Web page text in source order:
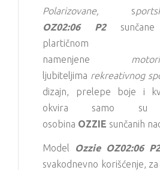
Polarizovane, s
OZ02:06 P2sunčane
plartičnom
namenjene
ljubiteljima rekreativnog
dizajn, prelepe boje i
okvira samo
osobina OZZIE sunčanih
Model Ozzie OZ02:06 P2
svakodnevno korišćenje,